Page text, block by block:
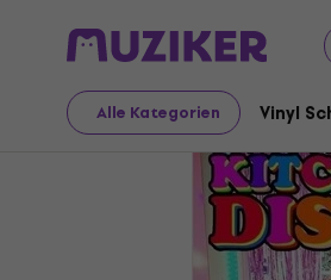
Alle Kategorien Vinyl
Schallplatten und CDs